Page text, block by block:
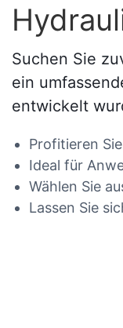
Suchen Sie
ein
entwickelt
Profitieren
Ideal für
Wählen Sie
Lassen Sie